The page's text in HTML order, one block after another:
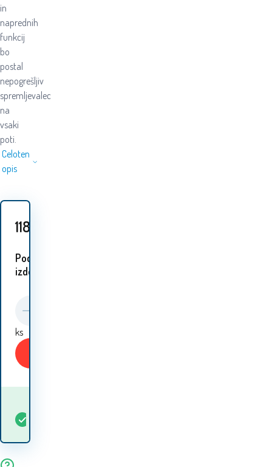
in
naprednih
funkcij
bo
postal
nepogrešljiv
spremljevalec
na
vsaki
poti.
Celoten
opis
118
Podobni
izdelki:
ks